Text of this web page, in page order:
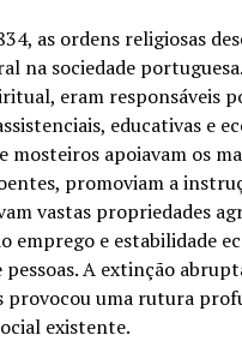
as ordens religiosas
na sociedade
eram responsáveis
educativas e
mosteiros apoiavam os
promoviam a
vastas propriedades
emprego e estabilidade
pessoas. A extinção
provocou uma rutura
existente.